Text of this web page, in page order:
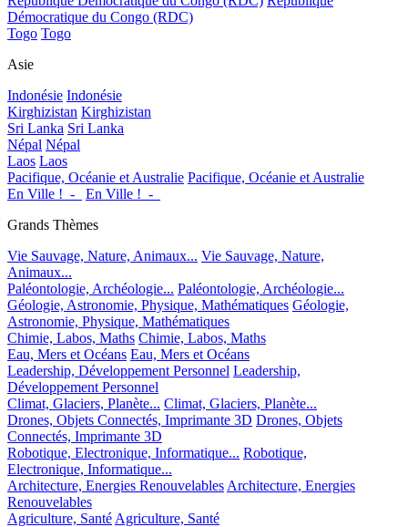
Démocratique du Congo (RDC)
Togo Togo
Asie
Indonésie Indonésie
Kirghizistan Kirghizistan
Sri Lanka Sri Lanka
Népal Népal
Laos Laos
Pacifique, Océanie et Australie Pacifique, Océanie et Australie
En Ville !_-_
En Ville !_-_
Grands Thèmes
Vie Sauvage, Nature, Animaux... Vie Sauvage, Nature,
Animaux...
Paléontologie, Archéologie... Paléontologie, Archéologie...
Géologie, Astronomie, Physique, Mathématiques Géologie,
Astronomie, Physique, Mathématiques
Chimie, Labos, Maths Chimie, Labos, Maths
Eau, Mers et Océans Eau, Mers et Océans
Leadership, Développement Personnel Leadership,
Développement Personnel
Climat, Glaciers, Planète... Climat, Glaciers, Planète...
Drones, Objets Connectés, Imprimante 3D Drones, Objets
Connectés, Imprimante 3D
Robotique, Electronique, Informatique... Robotique,
Electronique, Informatique...
Architecture, Energies Renouvelables Architecture, Energies
Renouvelables
Agriculture, Santé Agriculture, Santé